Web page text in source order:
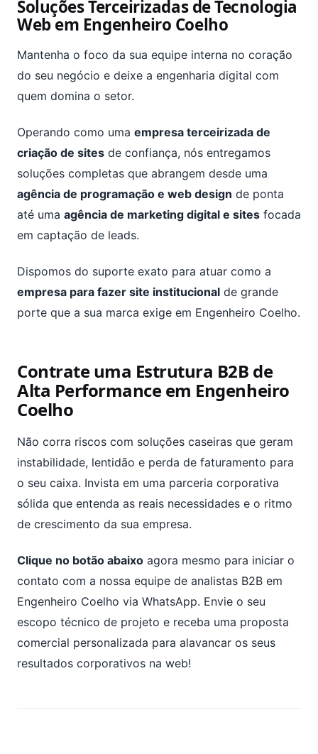
Soluções Terceirizadas de Tecnologia
Web em Engenheiro Coelho
Mantenha o foco da sua equipe interna no coração
do seu negócio e deixe a engenharia digital com
quem domina o setor.
Operando como uma empresa terceirizada de
criação de sites de confiança, nós entregamos
soluções completas que abrangem desde uma
agência de programação e web design de ponta
até uma agência de marketing digital e sites focada
em captação de leads.
Dispomos do suporte exato para atuar como a
empresa para fazer site institucional de grande
porte que a sua marca exige em Engenheiro Coelho.
Contrate uma Estrutura B2B de
Alta Performance em Engenheiro
Coelho
Não corra riscos com soluções caseiras que geram
instabilidade, lentidão e perda de faturamento para
o seu caixa. Invista em uma parceria corporativa
sólida que entenda as reais necessidades e o ritmo
de crescimento da sua empresa.
Clique no botão abaixo agora mesmo para iniciar o
contato com a nossa equipe de analistas B2B em
Engenheiro Coelho via WhatsApp. Envie o seu
escopo técnico de projeto e receba uma proposta
comercial personalizada para alavancar os seus
resultados corporativos na web!